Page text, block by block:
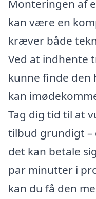
Monteringen af
kan være en
kræver både
Ved at indhente
kunne finde den
kan
Tag dig tid til at
tilbud grundigt
det kan betale
par minutter i
kan du få den